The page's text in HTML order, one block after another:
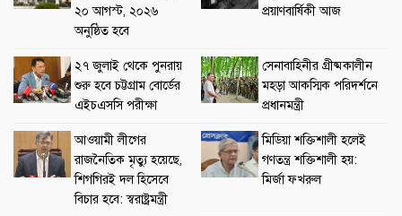
২০ আগস্ট, ২০২৬
অনুষ্ঠিত হবে
প্রয়াণবার্ষিকী আজ
২৭ জুলাই থেকে পুনরায়
শুরু হবে চট্টগ্রাম বোর্ডের
এইচএসসি পরীক্ষা
সেনাবাহিনীর গ্রীষ্মকালীন
মহড়া আকস্মিক পরিদর্শনে
প্রধানমন্ত্রী
আওয়ামী লীগের
রাজনৈতিক মৃত্যু হয়েছে,
শিগগিরই দল হিসেবে
বিচার হবে: স্বরাষ্ট্রমন্ত্রী
মিডিয়া শক্তিশালী হলেই
গণতন্ত্র শক্তিশালী হয়:
মির্জা ফখরুল